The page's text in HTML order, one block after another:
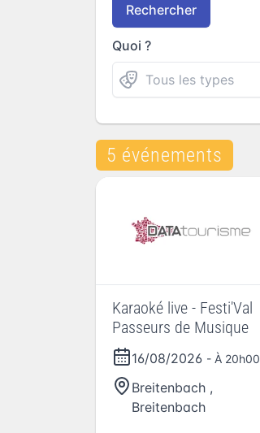
Rechercher
Quoi ?
5 événements
Karaoké live - Festi'Val
Passeurs de Musique
16/08/2026 - À 20h00
Breitenbach ,
Breitenbach